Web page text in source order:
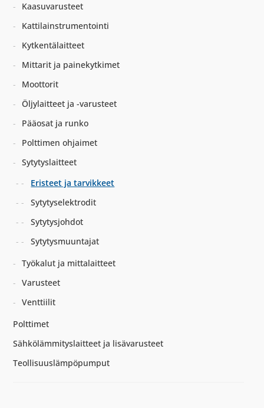
Kaasuvarusteet
Kattilainstrumentointi
Kytkentälaitteet
Mittarit ja painekytkimet
Moottorit
Öljylaitteet ja -varusteet
Pääosat ja runko
Polttimen ohjaimet
Sytytyslaitteet
Eristeet ja tarvikkeet
Sytytyselektrodit
Sytytysjohdot
Sytytysmuuntajat
Työkalut ja mittalaitteet
Varusteet
Venttiilit
Polttimet
Sähkölämmityslaitteet ja lisävarusteet
Teollisuuslämpöpumput